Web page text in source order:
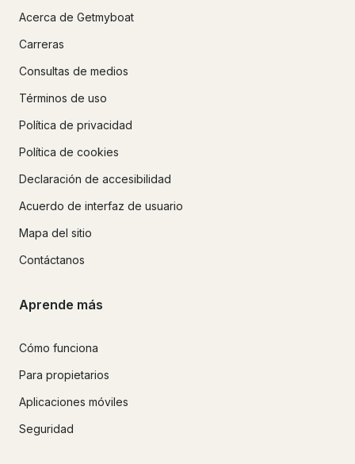
Acerca de Getmyboat
Carreras
Consultas de medios
Términos de uso
Política de privacidad
Política de cookies
Declaración de accesibilidad
Acuerdo de interfaz de usuario
Mapa del sitio
Contáctanos
Aprende más
Cómo funciona
Para propietarios
Aplicaciones móviles
Seguridad